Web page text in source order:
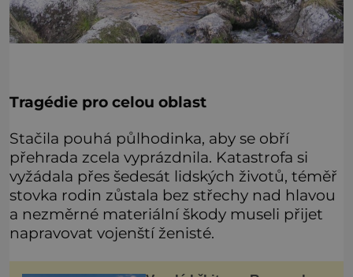
Tragédie pro celou oblast
Stačila pouhá půlhodinka, aby se obří
přehrada zcela vyprázdnila. Katastrofa si
vyžádala přes šedesát lidských životů, téměř
stovka rodin zůstala bez střechy nad hlavou
a nezměrné materiální škody museli přijet
napravovat vojenští ženisté.